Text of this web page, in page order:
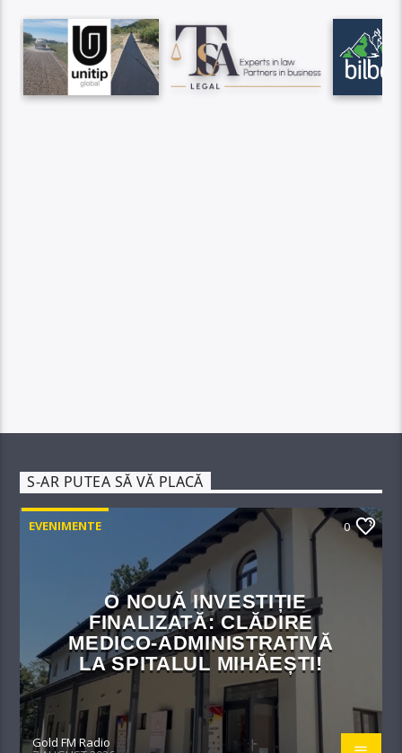
S-AR PUTEA SĂ VĂ PLACĂ
EVENIMENTE 0
O NOUĂ INVESTIȚIE
FINALIZATĂ: CLĂDIRE
MEDICO-ADMINISTRATIVĂ
LA SPITALUL MIHĂEȘTI!​
Gold FM Radio